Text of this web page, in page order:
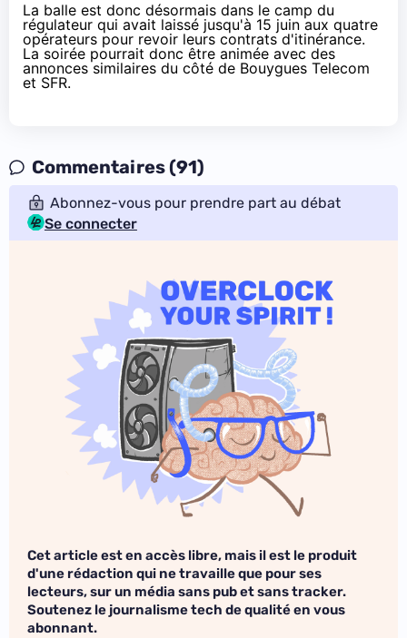
La balle est donc désormais dans le camp du
régulateur qui avait laissé jusqu'à 15 juin aux quatre
opérateurs pour revoir leurs contrats d'itinérance.
La soirée pourrait donc être animée avec des
annonces similaires du côté de Bouygues Telecom
et SFR.
Commentaires (91)
Abonnez-vous pour prendre part au débat
Se connecter
Cet article est en accès libre, mais il est le produit
d'une rédaction qui ne travaille que pour ses
lecteurs, sur un média sans pub et sans tracker.
Soutenez le journalisme tech de qualité en vous
abonnant.